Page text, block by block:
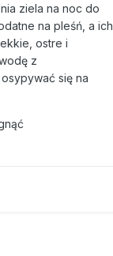
ziela na noc do
na pleśń, a ich
ostre i
z
się na